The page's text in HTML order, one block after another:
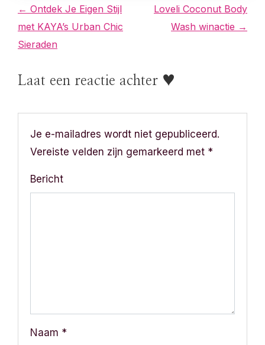
B
e
i
c
← Ontdek Je Eigen Stijl
met KAYA’s Urban Chic
Sieraden
Loveli Coconut Body
Wash winactie →
Laat een reactie achter ♥
Je e-mailadres wordt niet gepubliceerd.
Vereiste velden zijn gemarkeerd met *
Bericht
Naam *